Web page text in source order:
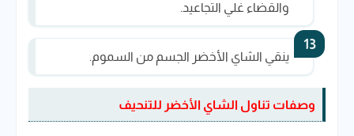
والقضاء غلي التجاعيد.
ينقي الشاي الأخضر الجسم من السموم.
وصفات تناول الشاي الأخضر للتنحيف